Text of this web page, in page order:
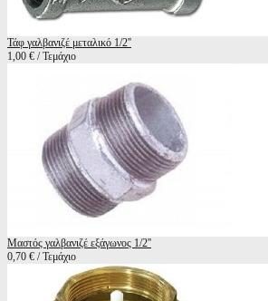
Τάφ γαλβανιζέ μεταλικό 1/2''
1,00 € / Τεμάχιο
Μαστός γαλβανιζέ εξάγωνος 1/2''
0,70 € / Τεμάχιο